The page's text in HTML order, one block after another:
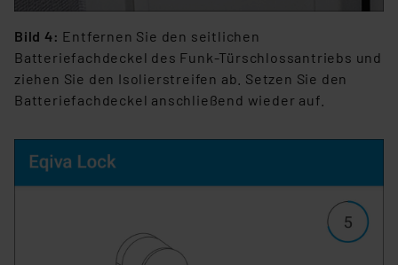
Bild 4: Entfernen Sie den seitlichen
Batteriefachdeckel des Funk-Türschlossantriebs und
ziehen Sie den Isolierstreifen ab. Setzen Sie den
Batteriefachdeckel anschließend wieder auf.